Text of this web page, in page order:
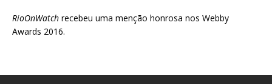
RioOnWatch recebeu uma menção honrosa nos Webby
Awards 2016.